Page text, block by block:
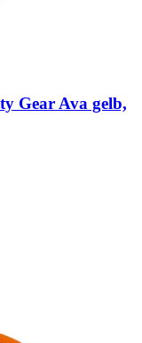
Gear Ava gelb,